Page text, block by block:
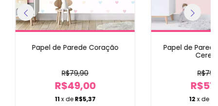
Papel de Parede Coração
R$79,90
R$49,00
11x deR$5,37
Papel de
12 x de